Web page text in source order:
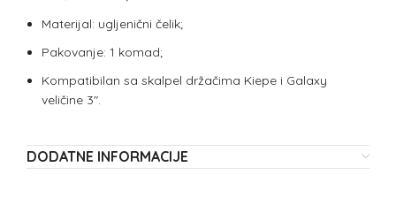
Materijal: ugljenični čelik;
Pakovanje: 1 komad;
Kompatibilan sa skalpel držačima Kiepe i Galaxy
veličine 3″.
DODATNE INFORMACIJE